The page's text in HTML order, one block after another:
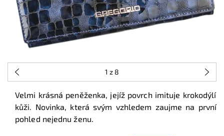
1 z 8
Velmi krásná peněženka, jejíž povrch imituje krokodýlí
kůži. Novinka, která svým vzhledem zaujme na první
pohled nejednu ženu.